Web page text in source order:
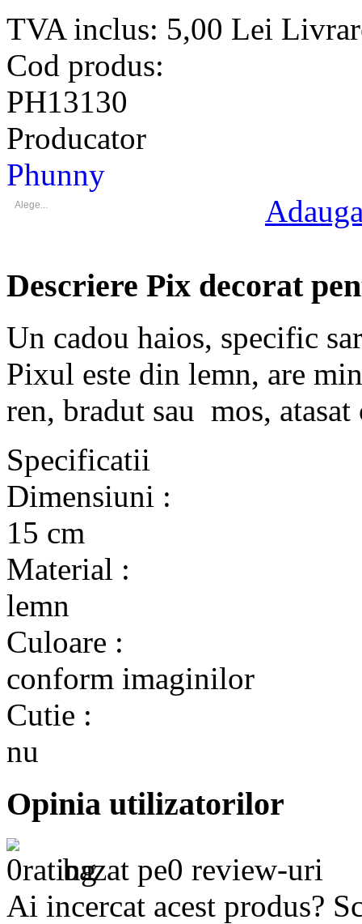
TVA inclus: 5,00 Lei
Cod produs:
PH13130
Producator
Phunny
Alege...
Descriere Pix decorat
Un cadou haios, specific
Pixul este din lemn, are
ren, bradut sau mos, atasat
Specificatii
Dimensiuni :
15 cm
Material :
lemn
Culoare :
conform imaginilor
Cutie :
nu
Opinia utilizatorilor
bazat pe0 review-uri
Ai incercat acest produs?